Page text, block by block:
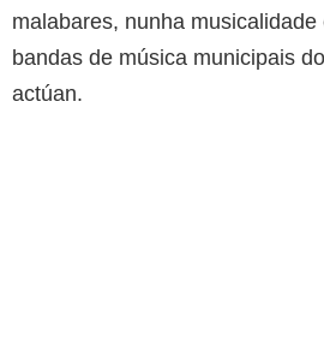
malabares, nunha musicalidade
bandas de música municipais
actúan.